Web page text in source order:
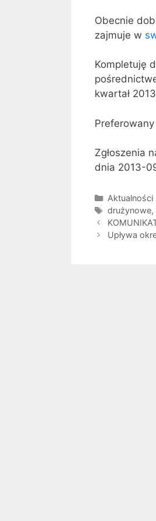
Obecnie
zajmuje w
Kompletuję
kwartał
Zgłoszenia
dnia 2013-
Kategorie
Aktualności
Tagi
drużynowe,
Upływa